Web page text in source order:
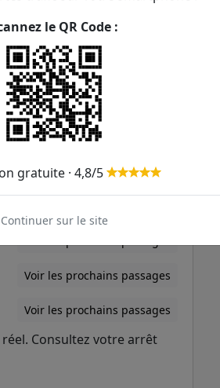
Voir les prochains passages
Voir les prochains passages
Voir les prochains passages
Voir les prochains passages
Voir les prochains passages
Voir les prochains passages
Voir les prochains passages
Consultez votre arrêt
le QR Code :
gratuite · 4,8/5
Continuer sur le site